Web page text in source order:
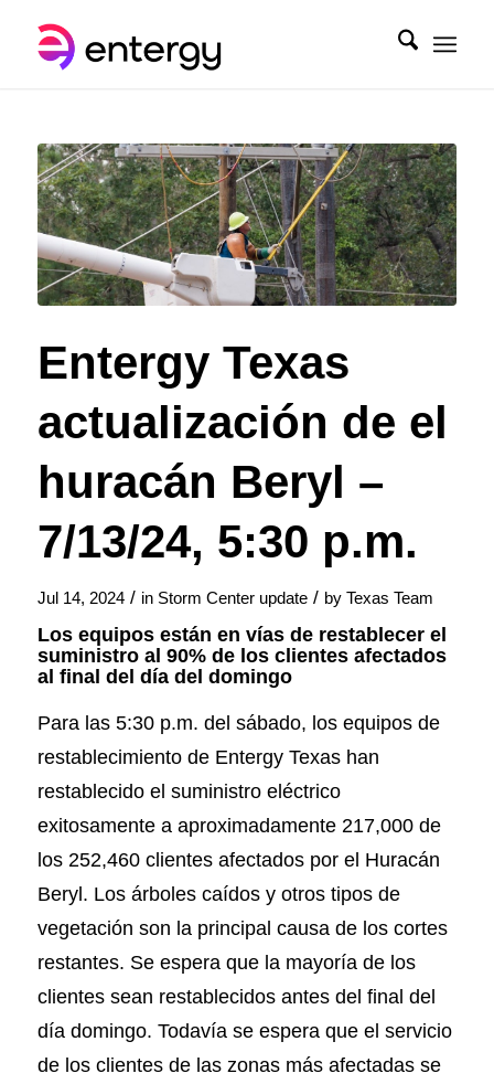
Entergy Texas
actualización de el
huracán Beryl –
7/13/24, 5:30 p.m.
Jul 14, 2024 / in Storm Center update / by Texas Team
Los equipos están en vías de restablecer el
suministro al 90% de los clientes afectados
al final del día del domingo
Para las 5:30 p.m. del sábado, los equipos de
restablecimiento de Entergy Texas han
restablecido el suministro eléctrico
exitosamente a aproximadamente 217,000 de
los 252,460 clientes afectados por el Huracán
Beryl. Los árboles caídos y otros tipos de
vegetación son la principal causa de los cortes
restantes. Se espera que la mayoría de los
clientes sean restablecidos antes del final del
día domingo. Todavía se espera que el servicio
de los clientes de las zonas más afectadas se